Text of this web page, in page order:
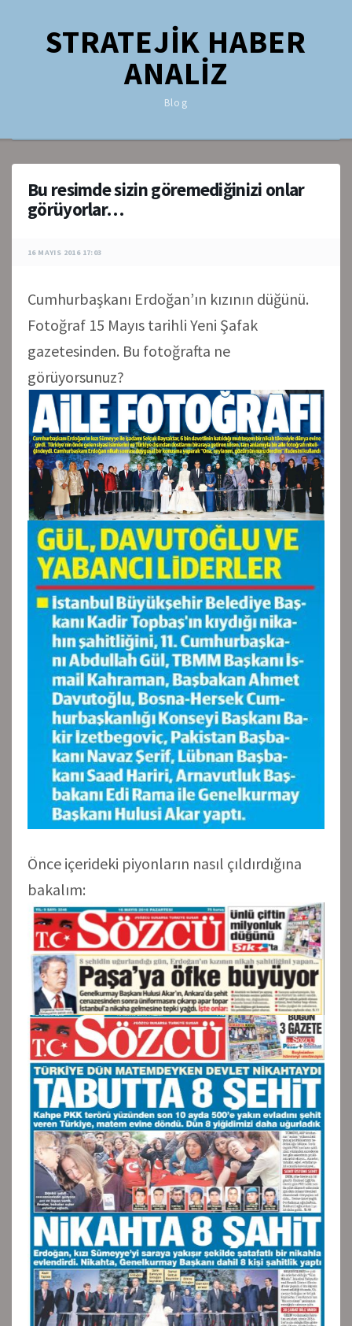
STRATEJİK HABER
ANALİZ
Blog
Bu resimde sizin göremediğinizi onlar
görüyorlar…
16 MAYIS 2016 17:03
Cumhurbaşkanı Erdoğan’ın kızının düğünü.
Fotoğraf 15 Mayıs tarihli Yeni Şafak
gazetesinden. Bu fotoğrafta ne
görüyorsunuz?
Önce içerideki piyonların nasıl çıldırdığına
bakalım: